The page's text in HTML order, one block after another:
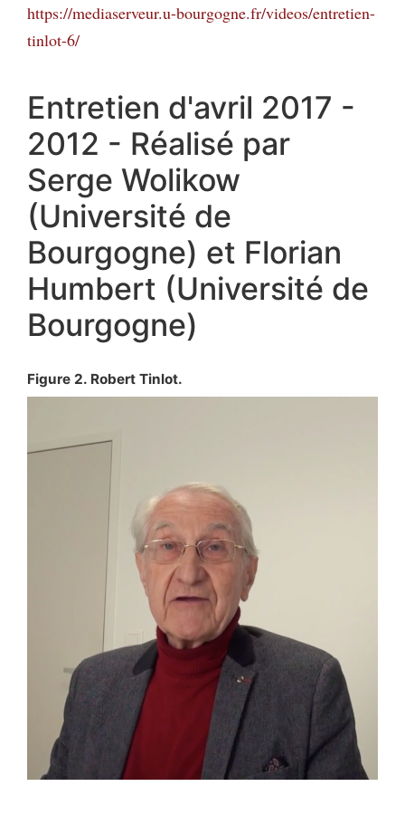
https://mediaserveur.u-bourgogne.fr/videos/entretien-
tinlot-6/
Entretien d'avril 2017 -
2012 - Réalisé par
Serge Wolikow
(Université de
Bourgogne) et Florian
Humbert (Université de
Bourgogne)
Figure 2. Robert Tinlot.